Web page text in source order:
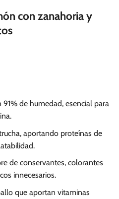
con zanahoria y
de humedad, esencial para
aportando proteínas de
de conservantes, colorantes
innecesarios.
que aportan vitaminas